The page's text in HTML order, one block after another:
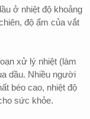
ở nhiệt độ khoảng
độ ẩm của vắt
xử lý nhiệt (làm
dầu. Nhiều người
béo cao, nhiệt độ
sức khỏe.